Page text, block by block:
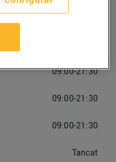
09:00-21:30
09:00-21:30
09:00-21:30
09:00-21:30
Tancat